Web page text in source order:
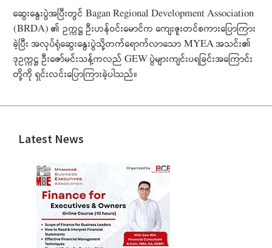
ဆွေးနွေးပွဲအပြီးတွင် Bagan Regional Development Association
(BRDA) ၏ ဥက္ကဋ္ဌ ဦးဟန်ဝင်းမောင်က ကျေးဇူးတင်စကားပြောကြား
ခဲ့ပြီး အလုပ်ရုံဆွေးနွေးပွဲသို့တက်ရောက်လာသော MYEA အသင်း၏
ဒုဥက္ကဋ္ဌ ဦးဇော်မင်းသန့်ကလည် GEW ပွဲများကျင်းပရခြင်းအကြောင်း
တို့ကို ရှင်းလင်းပြောကြားခဲ့ပါသည်။
Latest News